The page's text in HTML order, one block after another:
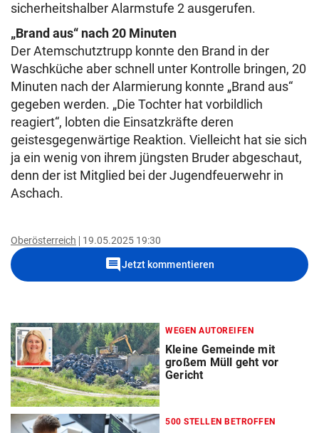
sicherheitshalber Alarmstufe 2 ausgerufen.
„Brand aus“ nach 20 Minuten
Der Atemschutztrupp konnte den Brand in der
Waschküche aber schnell unter Kontrolle bringen, 20
Minuten nach der Alarmierung konnte „Brand aus“
gegeben werden. „Die Tochter hat vorbildlich
reagiert“, lobten die Einsatzkräfte deren
geistesgegenwärtige Reaktion. Vielleicht hat sie sich
ja ein wenig von ihrem jüngsten Bruder abgeschaut,
denn der ist Mitglied bei der Jugendfeuerwehr in
Aschach.
Oberösterreich 19.05.2025 19:30
commentJetzt kommentieren
WEGEN AUTOREIFEN
Kleine Gemeinde mit
großem Müll geht vor
Gericht
500 STELLEN BETROFFEN